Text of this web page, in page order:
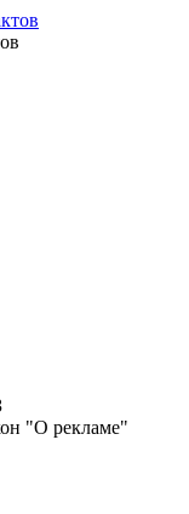
"О рекламе"